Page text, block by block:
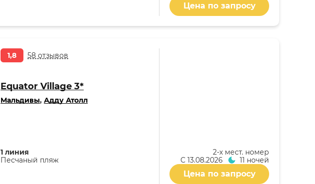
Цена по запросу
1,8 58 отзывов
Equator Village 3*
Мальдивы, Адду Атолл
1 линия
Песчаный пляж
2-x мест. номер
С 13.08.2026 11 ночей
Цена по запросу